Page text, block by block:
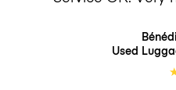
Used